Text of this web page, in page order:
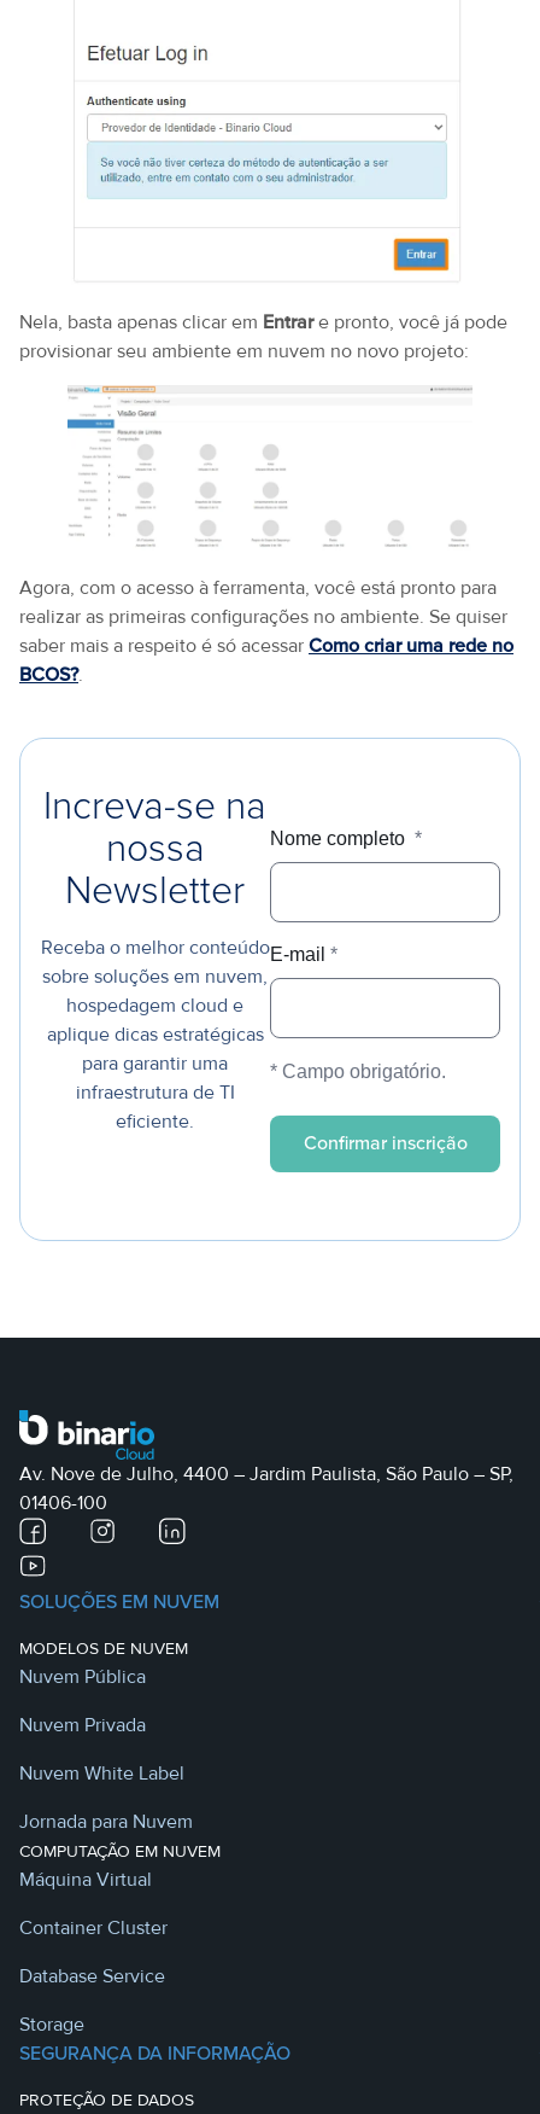
Nela, basta apenas clicar em Entrare pronto, você já pode
provisionar seu ambiente em nuvem no novo projeto:
Agora, com o acesso à ferramenta, você está pronto para
realizar as primeiras configurações no ambiente. Se quiser
saber mais a respeito é só acessar Como criar uma rede no
BCOS?.
Increva-se na
nossa
Newsletter
Receba o melhor conteúdo
sobre soluções em nuvem,
hospedagem cloud e
aplique dicas estratégicas
para garantir uma
infraestrutura de TI
eficiente.
Nome completo *
E-mail *
* Campo obrigatório.
Av. Nove de Julho, 4400 – Jardim Paulista, São Paulo – SP,
01406-100
SOLUÇÕES EM NUVEM
MODELOS DE NUVEM
Nuvem Pública
Nuvem Privada
Nuvem White Label
Jornada para Nuvem
COMPUTAÇÃO EM NUVEM
Máquina Virtual
Container Cluster
Database Service
Storage
SEGURANÇA DA INFORMAÇÃO
PROTEÇÃO DE DADOS